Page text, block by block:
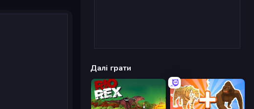
Далі грати